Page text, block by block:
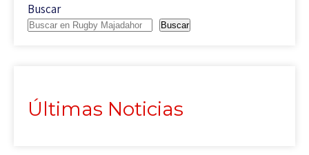
Buscar
Buscar
Últimas Noticias